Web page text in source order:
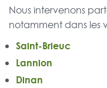
Nous intervenons
notamment dans les
Saint-Brieuc
Lannion
Dinan